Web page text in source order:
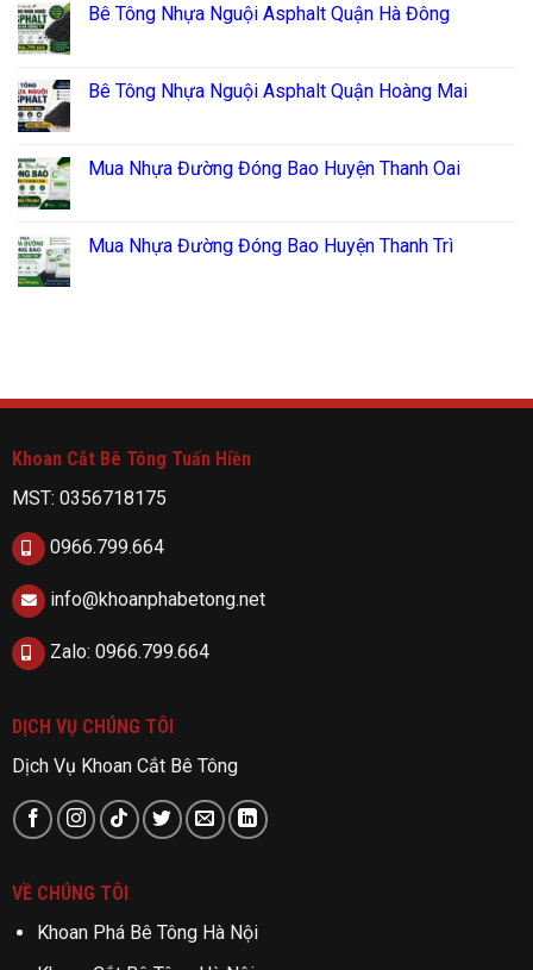
Bê Tông Nhựa Nguội Asphalt Quận Hà Đông
Bê Tông Nhựa Nguội Asphalt Quận Hoàng Mai
Mua Nhựa Đường Đóng Bao Huyện Thanh Oai
Mua Nhựa Đường Đóng Bao Huyện Thanh Trì
Khoan Cắt Bê Tông Tuấn Hiền
MST: 0356718175
0966.799.664
info@khoanphabetong.net
Zalo: 0966.799.664
DỊCH VỤ CHÚNG TÔI
Dịch Vụ Khoan Cắt Bê Tông
VỀ CHÚNG TÔI
Khoan Phá Bê Tông Hà Nội